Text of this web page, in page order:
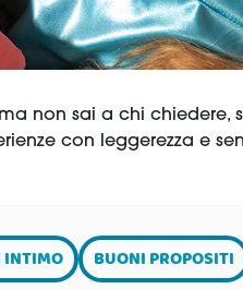
non sai a chi chiedere,
con leggerezza e
INTIMO BUONI PROPOSITI